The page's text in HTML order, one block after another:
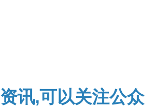
资讯,可以关注公众